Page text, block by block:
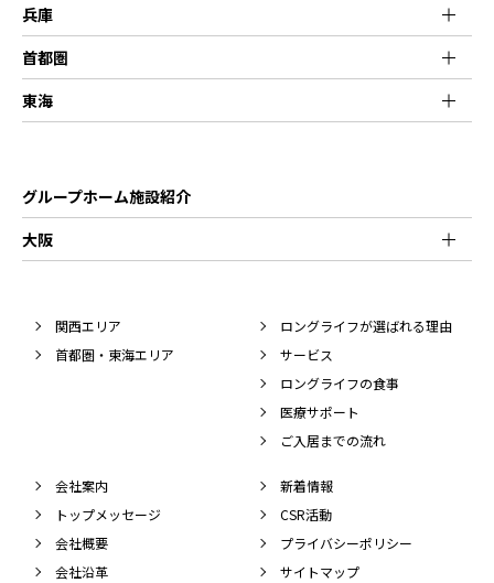
兵庫
首都圏
東海
グループホーム施設紹介
大阪
関西エリア
首都圏・東海エリア
ロングライフが選ばれる理由
サービス
ロングライフの食事
医療サポート
ご入居までの流れ
会社案内
トップメッセージ
会社概要
会社沿革
新着情報
CSR活動
プライバシーポリシー
サイトマップ